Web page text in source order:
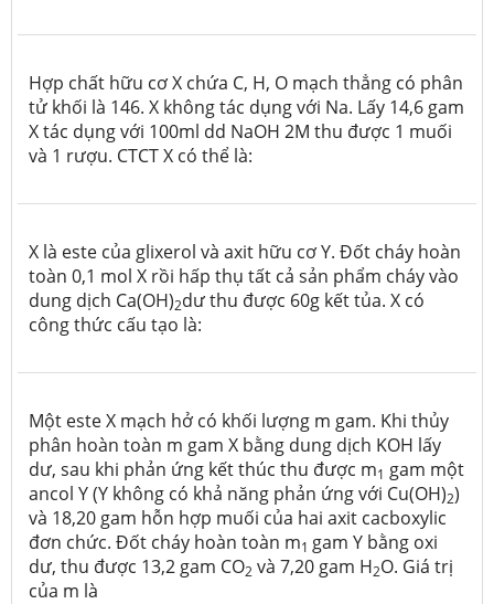
Hợp chất hữu cơ X chứa C, H, O mạch thẳng có phân
tử khối là 146. X không tác dụng với Na. Lấy 14,6 gam
X tác dụng với 100ml dd NaOH 2M thu được 1 muối
và 1 rượu. CTCT X có thể là:
X là este của glixerol và axit hữu cơ Y. Đốt cháy hoàn
toàn 0,1 mol X rồi hấp thụ tất cả sản phẩm cháy vào
dung dịch Ca(OH)2dư thu được 60g kết tủa. X có
công thức cấu tạo là:
Một este X mạch hở có khối lượng m gam. Khi thủy
phân hoàn toàn m gam X bằng dung dịch KOH lấy
dư, sau khi phản ứng kết thúc thu được m1 gam một
ancol Y (Y không có khả năng phản ứng với Cu(OH)2)
và 18,20 gam hỗn hợp muối của hai axit cacboxylic
đơn chức. Đốt cháy hoàn toàn m1 gam Y bằng oxi
dư, thu được 13,2 gam CO2 và 7,20 gam H2O. Giá trị
của m là